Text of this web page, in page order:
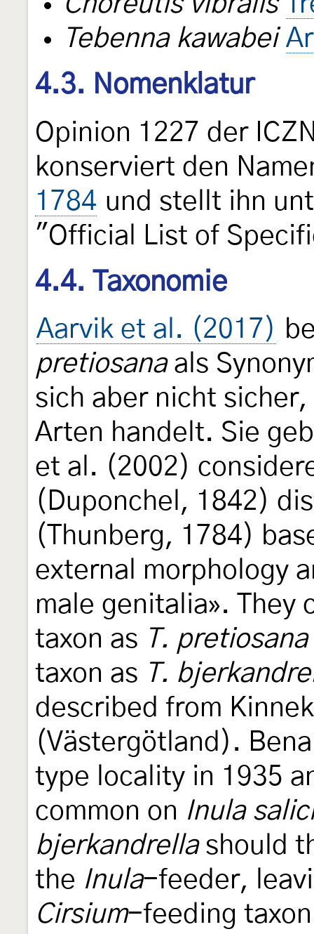
Tebenna kawabei
4.3. Nomenklatur
Opinion 1227 der
konserviert den
1784 und stellt ihn
"Official List of
4.4. Taxonomie
Aarvik et al. (2017)
pretiosanaals
sich aber nicht
Arten handelt. Sie
et al. (2002)
(Duponchel, 1842)
(Thunberg, 1784)
external morphology
male genitalia». They
taxon as T. pretiosana
taxon as T.
described from
(Västergötland).
type locality in 1935
common on Inula
bjerkandrellashould
the Inula-feeder,
Cirsium-feeding